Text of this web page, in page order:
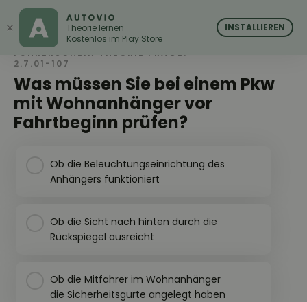
AUTOVIO
Was müssen Sie bei einem Pkw
mit Wohnanhänger vor
Fahrtbeginn prüfen?
FÜHRERSCHEIN THEORIE FRAGE:
2.7.01-107
Ob die Beleuchtungseinrichtung des
Anhängers funktioniert
Ob die Sicht nach hinten durch die
Rückspiegel ausreicht
Ob die Mitfahrer im Wohnanhänger
die Sicherheitsgurte angelegt haben
× AUTOVIO
Theorie lernen
Kostenlos im Play Store
INSTALLIEREN